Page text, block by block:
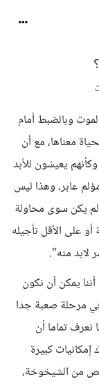
وبالضبط أمام
معناها، مع أن
يعيشون للأبد
عابر، وهذا ليس
لم يكن سوى محاولة
على الأقل تأجيله
لابد منه".
يمكن أن نكون
في مرحلة صعبة جدا
نعرف تماما أن
كبيرة
من الشيخوخة،